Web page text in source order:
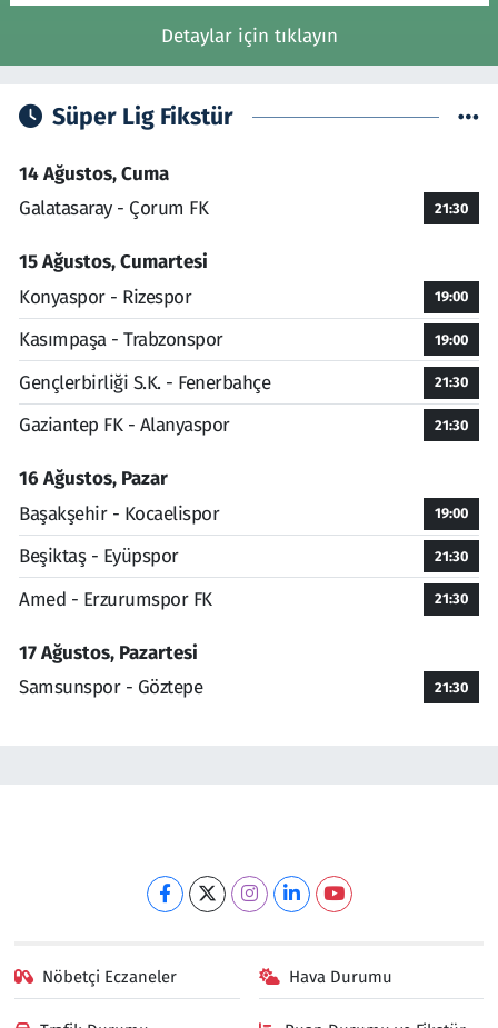
Detaylar için tıklayın
Süper Lig Fikstür
14 Ağustos, Cuma
Galatasaray - Çorum FK
21:30
15 Ağustos, Cumartesi
Konyaspor - Rizespor
19:00
Kasımpaşa - Trabzonspor 19:00
Gençlerbirliği S.K. - Fenerbahçe 21:30
Gaziantep FK - Alanyaspor 21:30
16 Ağustos, Pazar
Başakşehir - Kocaelispor
19:00
Beşiktaş - Eyüpspor 21:30
Amed - Erzurumspor FK 21:30
17 Ağustos, Pazartesi
Samsunspor - Göztepe
21:30
Nöbetçi Eczaneler Hava Durumu